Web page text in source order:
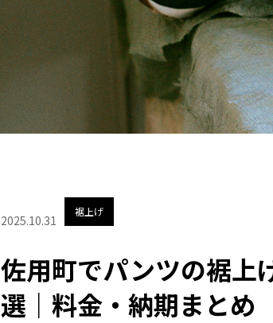
2025.10.31
裾上げ
佐用町でパンツの裾上
選｜料金・納期まとめ